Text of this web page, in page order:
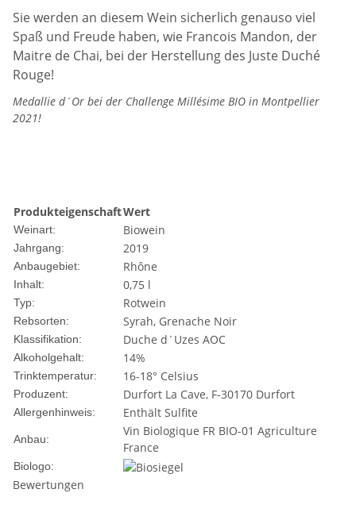
Sie werden an diesem Wein sicherlich genauso viel
Spaß und Freude haben, wie Francois Mandon, der
Maitre de Chai, bei der Herstellung des Juste Duché
Rouge!
Medallie d´Or bei der Challenge Millésime BIO in Montpellier
2021!
ProdukteigenschaftWert
Weinart: Biowein
Jahrgang: 2019
Anbaugebiet: Rhône
Inhalt: 0,75 l
Typ: Rotwein
Rebsorten: Syrah, Grenache Noir
Klassifikation: Duche d´Uzes AOC
Alkoholgehalt: 14%
Trinktemperatur: 16-18° Celsius
Produzent: Durfort La Cave, F-30170 Durfort
Allergenhinweis: Enthält Sulfite
Anbau:
Vin Biologique FR BIO-01 Agriculture
France
Biologo:
Bewertungen